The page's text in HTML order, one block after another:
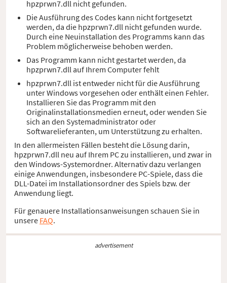
hpzprwn7.dll nicht gefunden.
Die Ausführung des Codes kann nicht fortgesetzt
werden, da die hpzprwn7.dll nicht gefunden wurde.
Durch eine Neuinstallation des Programms kann das
Problem möglicherweise behoben werden.
Das Programm kann nicht gestartet werden, da
hpzprwn7.dll auf Ihrem Computer fehlt
hpzprwn7.dll ist entweder nicht für die Ausführung
unter Windows vorgesehen oder enthält einen Fehler.
Installieren Sie das Programm mit den
Originalinstallationsmedien erneut, oder wenden Sie
sich an den Systemadministrator oder
Softwarelieferanten, um Unterstützung zu erhalten.
In den allermeisten Fällen besteht die Lösung darin,
hpzprwn7.dll neu auf Ihrem PC zu installieren, und zwar in
den Windows-Systemordner. Alternativ dazu verlangen
einige Anwendungen, insbesondere PC-Spiele, dass die
DLL-Datei im Installationsordner des Spiels bzw. der
Anwendung liegt.
Für genauere Installationsanweisungen schauen Sie in
unsere FAQ.
advertisement